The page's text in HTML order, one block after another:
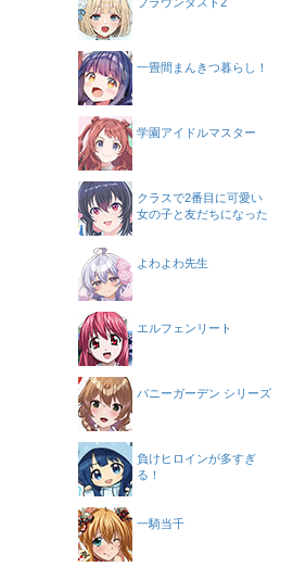
一畳間まんきつ暮らし！
学園アイドルマスター
クラスで2番目に可愛い
女の子と友だちになった
よわよわ先生
エルフェンリート
バニーガーデン シリーズ
負けヒロインが多すぎ
る！
一騎当千